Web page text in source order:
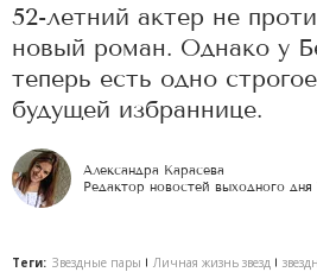
52-летний актер не
новый роман. Однако у
теперь есть одно
будущей избраннице.
Александра Карасева
Редактор новостей выходного
Теги: Звездные пары Личная жизнь звезд